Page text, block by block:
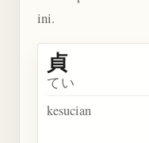
ini.
貞
てい
kesucian